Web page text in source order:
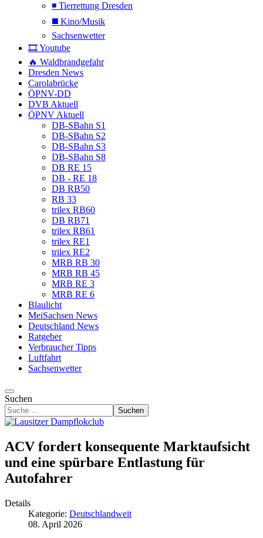
◾ Tierrettung Dresden
◼️ Kino/Musik
Sachsenwetter
🎞️ Youtube
🔥 Waldbrandgefahr
Dresden News
Carolabrücke
ÖPNV-DD
DVB Aktuell
ÖPNV Aktuell
DB-SBahn S1
DB-SBahn S2
DB-SBahn S3
DB-SBahn S8
DB RE 15
DB - RE 18
DB RB50
RB 33
trilex RB60
DB RB71
trilex RB61
trilex RE1
trilex RE2
MRB RB 30
MRB RB 45
MRB RE 3
MRB RE 6
Blaulicht
MeiSachsen News
Deutschland News
Ratgeber
Verbraucher Tipps
Luftfahrt
Sachsenwetter
Suchen
Suchen
ACV fordert konsequente Marktaufsicht
und eine spürbare Entlastung für
Autofahrer
Details
Kategorie: Deutschlandweit
08. April 2026